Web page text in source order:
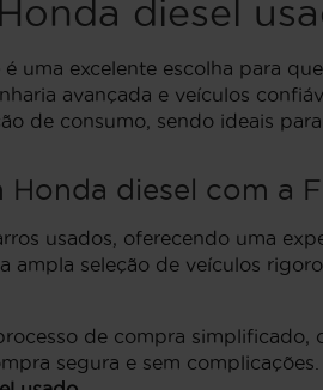
diesel
é uma excelente escolha para
avançada e veículos
de consumo, sendo ideais
diesel com a
usados, oferecendo uma
ampla seleção de veículos
de compra
segura e sem